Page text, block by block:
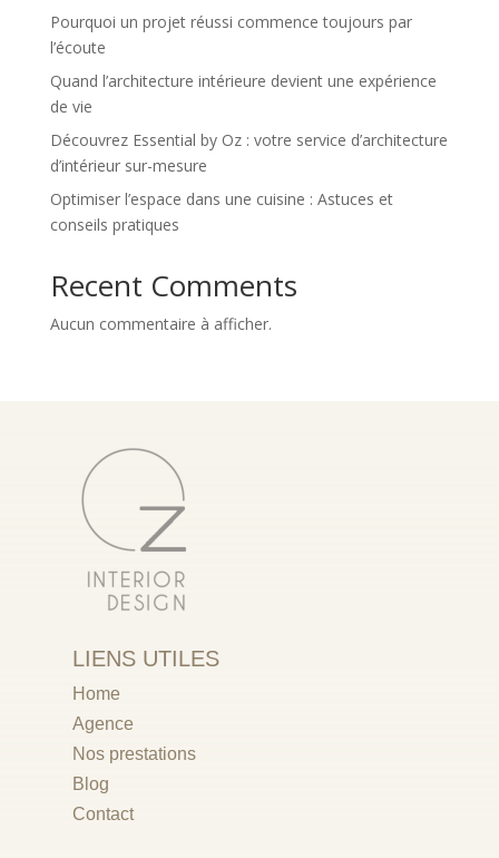
Pourquoi un projet réussi commence toujours par
l’écoute
Quand l’architecture intérieure devient une expérience
de vie
Découvrez Essential by Oz : votre service d’architecture
d’intérieur sur-mesure
Optimiser l’espace dans une cuisine : Astuces et
conseils pratiques
Recent Comments
Aucun commentaire à afficher.
LIENS UTILES
Home
Agence
Nos prestations
Blog
Contact